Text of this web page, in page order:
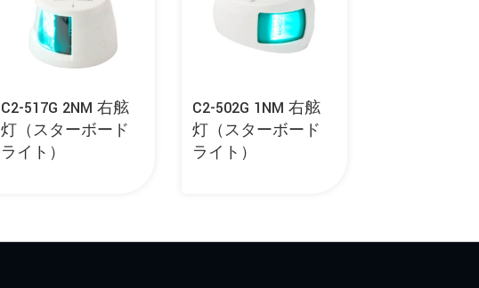
C2-517G 2NM 右舷
灯（スターボード
ライト）
C2-502G 1NM 右舷
灯（スターボード
ライト）